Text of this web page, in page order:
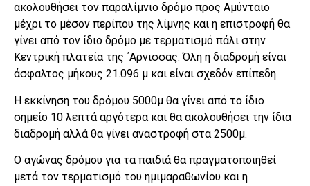
ακολουθήσει τον παραλίμνιο δρόμο προς Αμύνταιο
μέχρι το μέσον περίπου της λίμνης και η επιστροφή θα
γίνει από τον ίδιο δρόμο με τερματισμό πάλι στην
Κεντρική πλατεία της ΄Αρνισσας. Όλη η διαδρομή είναι
άσφαλτος μήκους 21.096 μ και είναι σχεδόν επίπεδη.
Η εκκίνηση του δρόμου 5000μ θα γίνει από το ίδιο
σημείο 10 λεπτά αργότερα και θα ακολουθήσει την ίδια
διαδρομή αλλά θα γίνει αναστροφή στα 2500μ.
Ο αγώνας δρόμου για τα παιδιά θα πραγματοποιηθεί
μετά τον τερματισμό του ημιμαραθωνίου και η